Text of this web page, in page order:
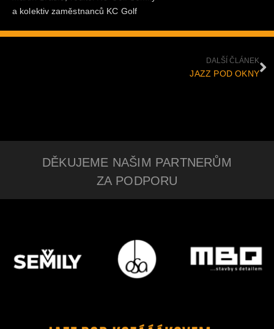
a kolektiv zaměstnanců KC Golf
DALŠÍ ČLÁNEK
JAZZ POD OKNY
DĚKUJEME NAŠIM PARTNERŮM
ZA PODPORU